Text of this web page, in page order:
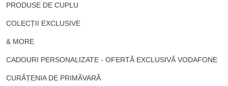
PRODUSE DE CUPLU
COLECȚII EXCLUSIVE
& MORE
CADOURI PERSONALIZATE - OFERTĂ EXCLUSIVĂ VODAFONE
CURĂȚENIA DE PRIMĂVARĂ